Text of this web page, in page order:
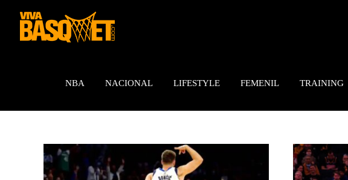
contenido
NBA NACIONAL LIFESTYLE FEMENIL TRAINING